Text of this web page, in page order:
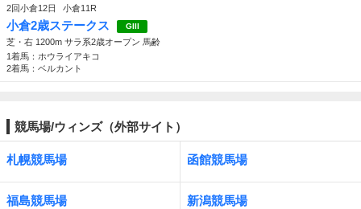
2回小倉12日 小倉11R
小倉2歳ステークス GIII
芝・右 1200m サラ系2歳オープン 馬齢
1着馬：ホウライアキコ
2着馬：ベルカント
競馬場/ウィンズ（外部サイト）
札幌競馬場 函館競馬場
福島競馬場 新潟競馬場